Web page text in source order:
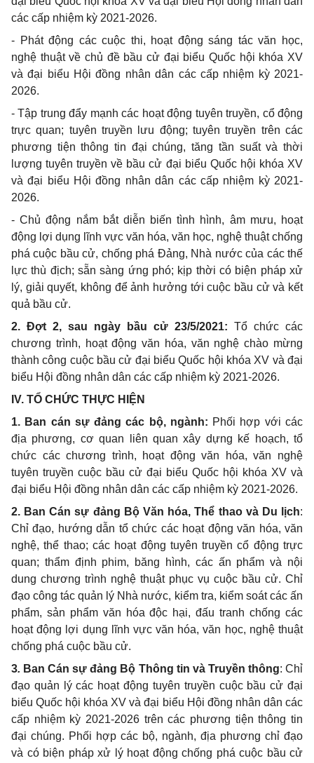
các cấp nhiệm kỳ 2021-2026.
- Phát động các cuộc thi, hoạt động sáng tác văn học,
nghệ thuật về chủ đề bầu cử đại biểu Quốc hội khóa XV
và đại biểu Hội đồng nhân dân các cấp nhiệm kỳ 2021-
2026.
- Tập trung đẩy mạnh các hoạt động tuyên truyền, cổ động
trực quan; tuyên truyền lưu động; tuyên truyền trên các
phương tiện thông tin đại chúng, tăng tần suất và thời
lượng tuyên truyền về bầu cử đại biểu Quốc hội khóa XV
và đại biểu Hội đồng nhân dân các cấp nhiệm kỳ 2021-
2026.
- Chủ động nắm bắt diễn biến tình hình, âm mưu, hoạt
động lợi dụng lĩnh vực văn hóa, văn học, nghệ thuật chống
phá cuộc bầu cử, chống phá Đảng, Nhà nước của các thế
lực thù địch; sẵn sàng ứng phó; kịp thời có biện pháp xử
lý, giải quyết, không để ảnh hưởng tới cuộc bầu cử và kết
quả bầu cử.
2. Đợt 2, sau ngày bầu cử 23/5/2021: Tổ chức các
chương trình, hoạt động văn hóa, văn nghệ chào mừng
thành công cuộc bầu cử đại biểu Quốc hội khóa XV và đại
biểu Hội đồng nhân dân các cấp nhiệm kỳ 2021-2026.
IV. TỔ CHỨC THỰC HIỆN
1. Ban cán sự đảng các bộ, ngành: Phối hợp với các
địa phương, cơ quan liên quan xây dựng kế hoạch, tổ
chức các chương trình,
hoạt động văn hóa, văn nghệ
tuyên truyền cuộc bầu cử đại biểu Quốc hội khóa XV và
đại biểu Hội đồng nhân dân các cấp nhiệm kỳ 2021-2026.
2. Ban Cán sự đảng Bộ Văn hóa, Thể thao và Du lịch:
Chỉ đạo, hướng dẫn tổ chức các hoạt động văn hóa, văn
nghệ, thể thao; các hoạt động tuyên truyền cổ động trực
quan; thẩm định phim, băng hình, các ấn phẩm và nội
dung chương trình nghệ thuật phục vụ cuộc bầu cử. Chỉ
đạo công tác quản lý Nhà nước, kiểm tra, kiểm soát các ấn
phẩm, sản phẩm văn hóa độc hại, đấu tranh chống các
hoạt động lợi dụng lĩnh vực văn hóa, văn học, nghệ thuật
chống phá cuộc bầu cử.
3. Ban Cán sự đảng Bộ Thông tin và Truyền thông: Chỉ
đạo quản lý các hoạt động tuyên truyền cuộc bầu cử đại
biểu Quốc hội khóa XV và đại biểu Hội đồng nhân dân các
cấp nhiệm kỳ 2021-2026 trên các phương tiện thông tin
đại chúng. Phối hợp các bộ, ngành, địa phương chỉ đạo
và có biện pháp xử lý hoạt động chống phá cuộc bầu cử